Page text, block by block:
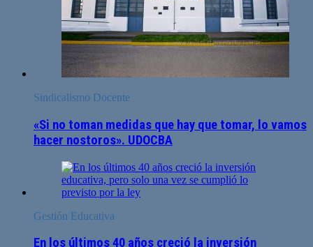
Sindicalismo Docente
«Si no toman medidas que hay que tomar, lo vamos
hacer nostoros». UDOCBA
Gestión Educativa
En los últimos 40 años creció la inversión